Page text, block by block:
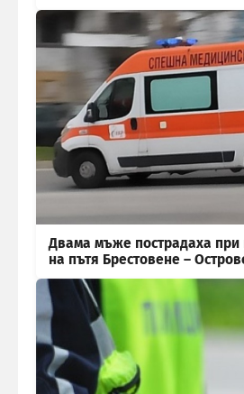
Двама мъже пострадаха при
на пътя Брестовене –